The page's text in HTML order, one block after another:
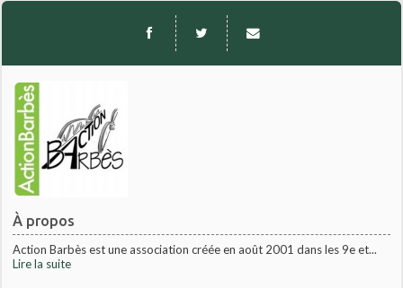
À propos
Action Barbès est une association créée en août 2001 dans les 9e et...
Lire la suite